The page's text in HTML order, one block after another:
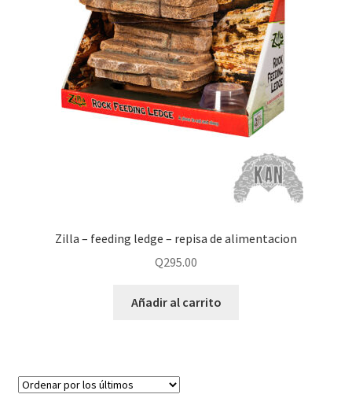
Zilla – feeding ledge – repisa de alimentacion
Q295.00
Añadir al carrito